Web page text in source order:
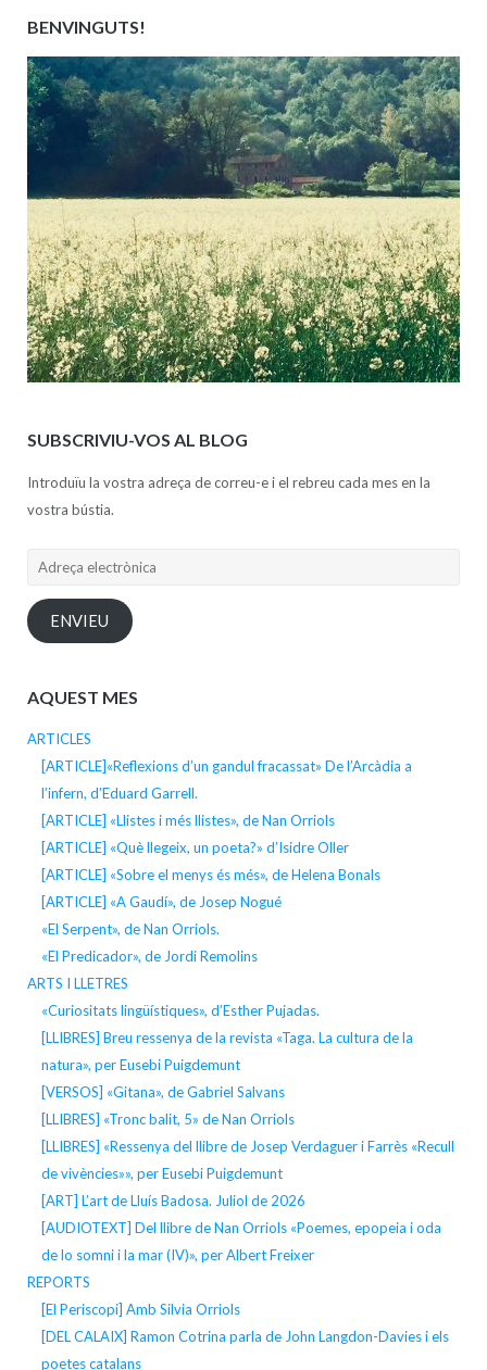
BENVINGUTS!
SUBSCRIVIU-VOS AL BLOG
Introduïu la vostra adreça de correu-e i el rebreu cada mes en la
vostra bústia.
Adreça
ENVIEU
AQUEST MES
ARTICLES
[ARTICLE]«Reflexions d’un gandul fracassat» De l’Arcàdia a
l’infern, d’Eduard Garrell.
[ARTICLE] «Llistes i més llistes», de Nan Orriols
[ARTICLE] «Què llegeix, un poeta?» d’Isidre Oller
[ARTICLE] «Sobre el menys és més», de Helena Bonals
[ARTICLE] «A Gaudí», de Josep Nogué
«El Serpent», de Nan Orriols.
«El Predicador», de Jordi Remolins
ARTS I LLETRES
«Curiositats lingüístiques», d’Esther Pujadas.
[LLIBRES] Breu ressenya de la revista «Taga. La cultura de la
natura», per Eusebi Puigdemunt
[VERSOS] «Gitana», de Gabriel Salvans
[LLIBRES] «Tronc balit, 5» de Nan Orriols
[LLIBRES] «Ressenya del llibre de Josep Verdaguer i Farrès «Recull
de vivències»», per Eusebi Puigdemunt
[ART] L’art de Lluís Badosa. Juliol de 2026
[AUDIOTEXT] Del llibre de Nan Orriols «Poemes, epopeia i oda
de lo somni i la mar (IV)», per Albert Freixer
REPORTS
[El Periscopi] Amb Silvia Orriols
[DEL CALAIX] Ramon Cotrina parla de John Langdon-Davies i els
poetes catalans